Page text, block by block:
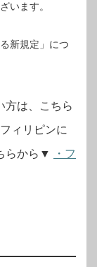
います。
新規定」につ
方は、こちら
フィリピンに
らから▼
・フ